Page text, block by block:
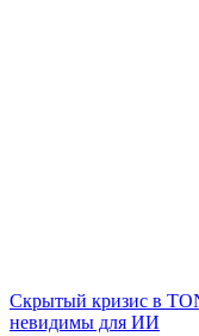
Скрытый кризис в
невидимы для ИИ